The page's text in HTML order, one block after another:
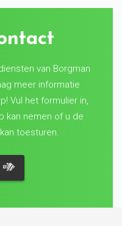
van Borgman
meer informatie
Vul het formulier in,
kan nemen of u de
toesturen.